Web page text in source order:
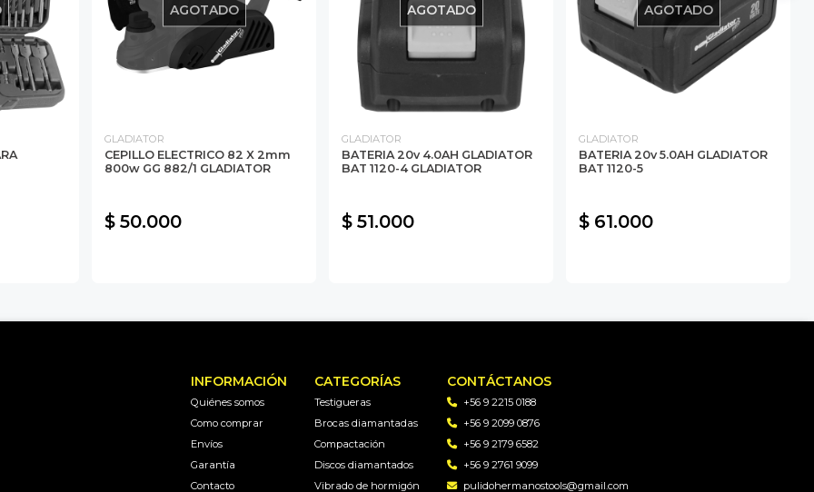
AGOTADO
GLADIATOR
CEPILLO ELECTRICO 82 X 2mm
800w GG 882/1 GLADIATOR
$ 50.000
AGOTADO
GLADIATOR
BATERIA 20v 4.0AH GLADIATOR
BAT 1120-4 GLADIATOR
$ 51.000
AGOTADO
GLADIATOR
BATERIA 20v 5.0AH GLADIATOR
BAT 1120-5
$ 61.000
INFORMACIÓN
Quiénes somos
Como comprar
Envíos
Garantía
Contacto
CATEGORÍAS
Testigueras
Brocas diamantadas
Compactación
Discos diamantados
Vibrado de hormigón
CONTÁCTANOS
+56 9 2215 0188
+56 9 2099 0876
+56 9 2179 6582
+56 9 2761 9099
pulidohermanostools@gmail.com